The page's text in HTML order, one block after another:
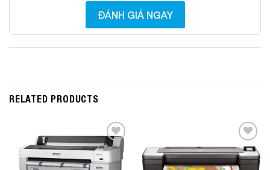
ĐÁNH GIÁ NGAY
RELATED PRODUCTS
Add to
Wishlist
Add to
Wishlist